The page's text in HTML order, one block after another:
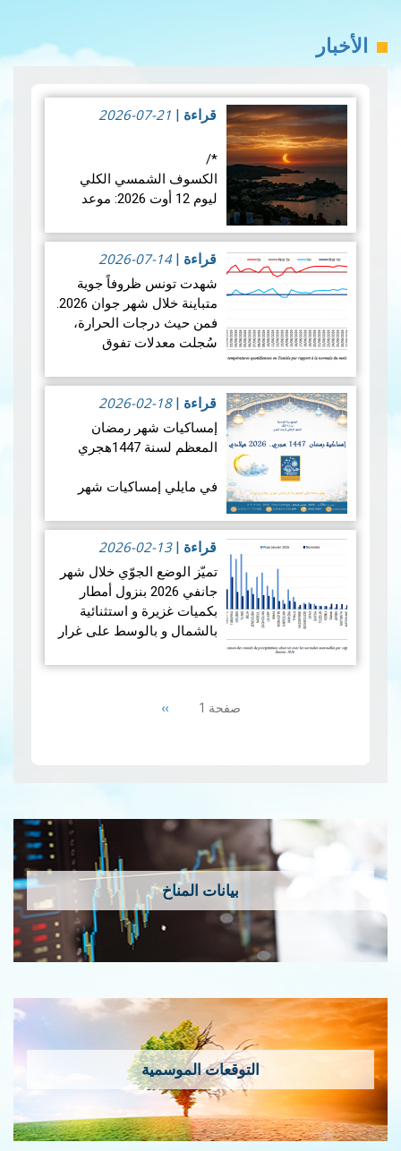
الأخبار
قراءة 2026-07-21
*/
الكسوف الشمسي الكلي
ليوم 12 أوت 2026: موعد
ستشهد الأرض واحدة من أروع
الظواهر الفلكية: كسوفا كلي
للشمس. يُعتبر هذا الكسوف
الأول من نوعه ال…
قراءة
قراءة |
2026-07-14
شهدت تونس ظروفاً جوية
متباينة خلال شهر جوان 2026.
فمن حيث درجات الحرارة،
سُجلت معدلات تفوق
أنحاء البلاد، بمعدل بلغ +1.9
درجة مئوية. ويضع هذالمعدل
شهرجوان… قراءة المزيد
قراءة |
2026-02-18
إمساكيات شهر رمضان
المعظم لسنة 1447هجري
في مايلي إمساكيات شهر
هجري و شملت الإمساكيات
العديد من المدن التونسية
والمناطق المنعزلة جغرافيا.
قراءة |
2026-02-13
تميّز الوضع الجوّي خلال شهر
جانفي 2026 بنزول أمطار
بكميات غزيرة و استثنائية
بالشمال و بالوسط على غرار
جانفي 2026 مما أدى إلى
من…
قراءة المزيد صفحة 1 Next
››
بيانات المناخ
التوقعات الموسمية